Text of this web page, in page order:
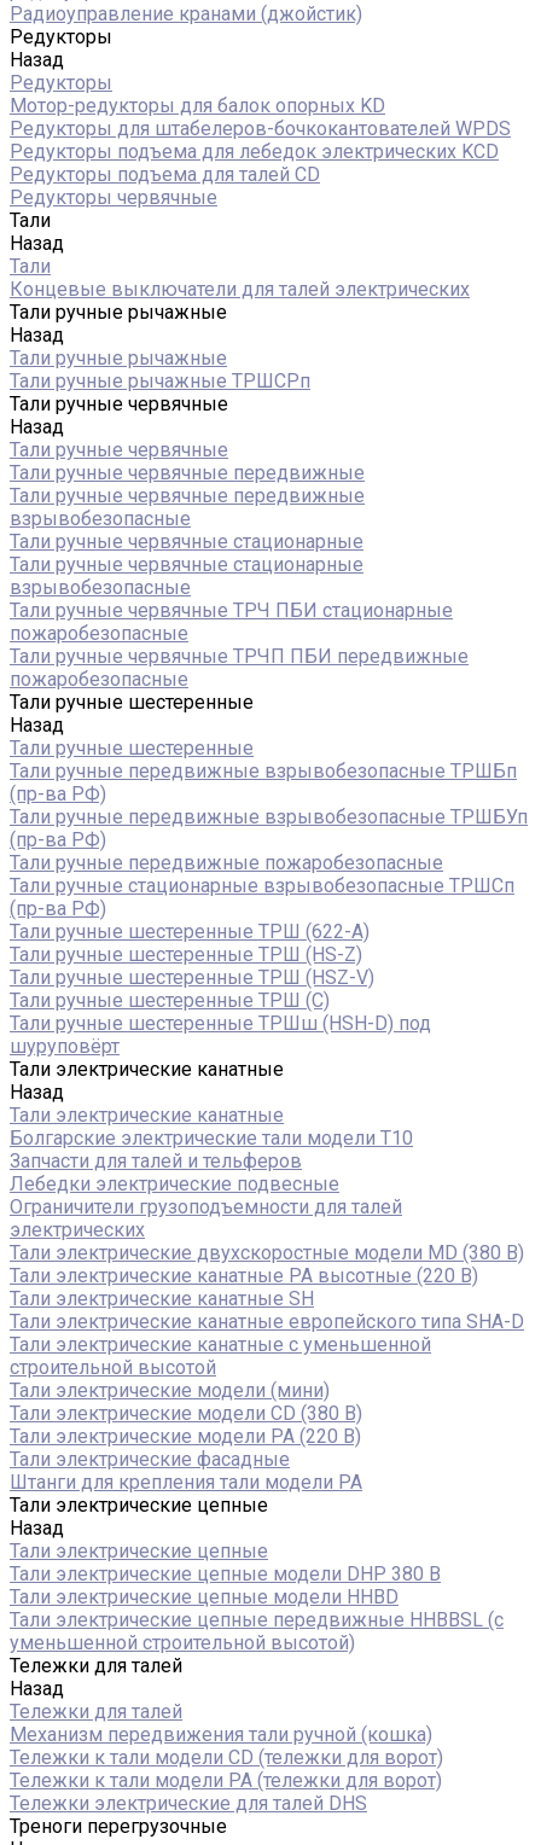
Радиоуправление кранами (джойстик)
Редукторы
Назад
Редукторы
Мотор-редукторы для балок опорных KD
Редукторы для штабелеров-бочкокантователей WPDS
Редукторы подъема для лебедок электрических KCD
Редукторы подъема для талей CD
Редукторы червячные
Тали
Назад
Тали
Концевые выключатели для талей электрических
Тали ручные рычажные
Назад
Тали ручные рычажные
Тали ручные рычажные ТРШСРп
Тали ручные червячные
Назад
Тали ручные червячные
Тали ручные червячные передвижные
Тали ручные червячные передвижные
взрывобезопасные
Тали ручные червячные стационарные
Тали ручные червячные стационарные
взрывобезопасные
Тали ручные червячные ТРЧ ПБИ стационарные
пожаробезопасные
Тали ручные червячные ТРЧП ПБИ передвижные
пожаробезопасные
Тали ручные шестеренные
Назад
Тали ручные шестеренные
Тали ручные передвижные взрывобезопасные ТРШБп
(пр-ва РФ)
Тали ручные передвижные взрывобезопасные ТРШБУп
(пр-ва РФ)
Тали ручные передвижные пожаробезопасные
Тали ручные стационарные взрывобезопасные ТРШСп
(пр-ва РФ)
Тали ручные шестеренные ТРШ (622-A)
Тали ручные шестеренные ТРШ (HS-Z)
Тали ручные шестеренные ТРШ (HSZ-V)
Тали ручные шестеренные ТРШ (С)
Тали ручные шестеренные ТРШш (HSH-D) под
шуруповёрт
Тали электрические канатные
Назад
Тали электрические канатные
Болгарские электрические тали модели T10
Запчасти для талей и тельферов
Лебедки электрические подвесные
Ограничители грузоподъемности для талей
электрических
Тали электрические двухскоростные модели MD (380 В)
Тали электрические канатные PA высотные (220 В)
Тали электрические канатные SH
Тали электрические канатные европейского типа SHA-D
Тали электрические канатные с уменьшенной
строительной высотой
Тали электрические модели (мини)
Тали электрические модели CD (380 В)
Тали электрические модели РА (220 В)
Тали электрические фасадные
Штанги для крепления тали модели РА
Тали электрические цепные
Назад
Тали электрические цепные
Тали электрические цепные модели DHP 380 В
Тали электрические цепные модели HHBD
Тали электрические цепные передвижные HHBBSL (с
уменьшенной строительной высотой)
Тележки для талей
Назад
Тележки для талей
Механизм передвижения тали ручной (кошка)
Тележки к тали модели CD (тележки для ворот)
Тележки к тали модели РА (тележки для ворот)
Тележки электрические для талей DHS
Треноги перегрузочные